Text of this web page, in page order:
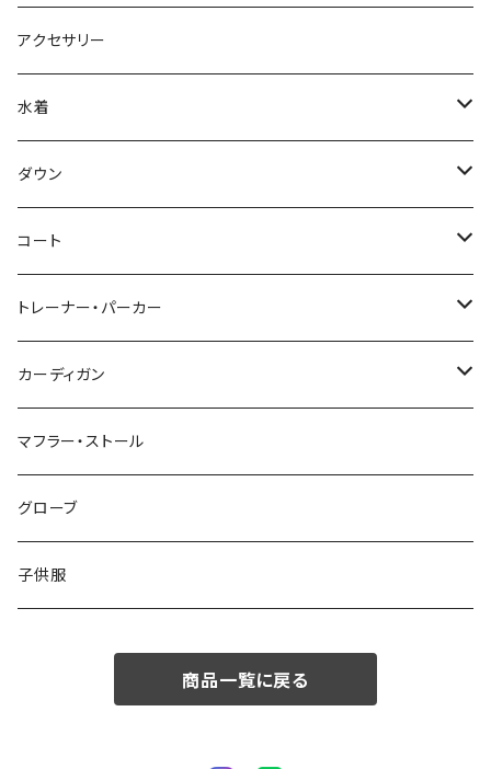
アクセサリー
水着
～44/S
46/M
48/L
50/XL～
ダウン
～44/S
46/M
48/L
50/XL～
コート
～44/S
46/M
48/L
50/XL～
トレーナー・パーカー
～44/S
46/M
48/L
50/XL～
カーディガン
～44/S
46/M
48/L
マフラー・ストール
グローブ
子供服
商品一覧に戻る